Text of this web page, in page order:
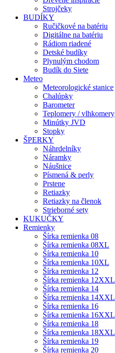
Strojčeky
BUDÍKY
Ručičkové na batériu
Digitálne na batériu
Rádiom riadené
Detské budíky
Plynulým chodom
Budík do Siete
Meteo
Meteorologické stanice
Chalúpky
Barometer
Teplomery / vlhkomery
Minútky JVD
Stopky
ŠPERKY
Náhrdelníky
Náramky
Náušnice
Písmená & perly
Prstene
Retiazky
Retiazky na členok
Strieborné sety
KUKUČKY
Remienky
Šírka remienka 08
Šírka remienka 08XL
Šírka remienka 10
Šírka remienka 10XL
Šírka remienka 12
Šírka remienka 12XXL
Šírka remienka 14
Šírka remienka 14XXL
Šírka remienka 16
Šírka remienka 16XXL
Šírka remienka 18
Šírka remienka 18XXL
Šírka remienka 19
Šírka remienka 20